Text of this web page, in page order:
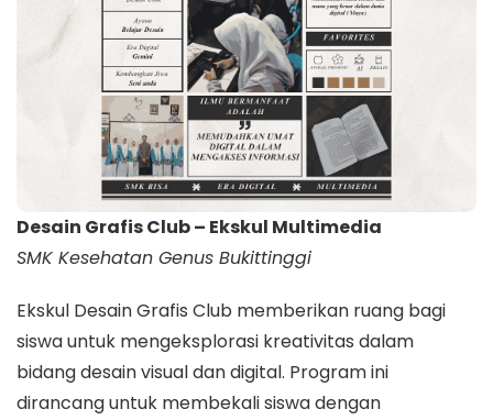
Desain Grafis Club – Ekskul Multimedia
SMK Kesehatan Genus Bukittinggi
Ekskul Desain Grafis Club memberikan ruang bagi
siswa untuk mengeksplorasi kreativitas dalam
bidang desain visual dan digital. Program ini
dirancang untuk membekali siswa dengan